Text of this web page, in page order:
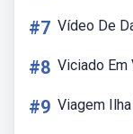
#7 Vídeo De
#8 Viciado
#9 Viagem